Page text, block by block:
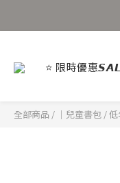
⭐ 限時優惠
全部商品 / ｜兒童書包 /